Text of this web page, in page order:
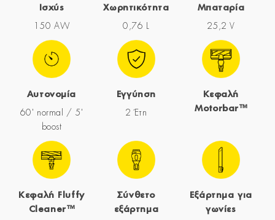
Ισχύς
150 AW
Χωρητικότητα
0,76 L
Μπαταρία
25,2 V
Αυτονομία
60' normal / 5'
boost
Εγγύηση
2 Έτη
Κεφαλή
Motorbar™
Κεφαλή Fluffy
Cleaner™
Σύνθετο
εξάρτημα
Εξάρτημα για
γωνίες